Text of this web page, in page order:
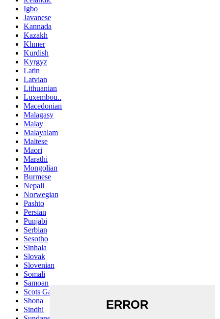
Igbo
Javanese
Kannada
Kazakh
Khmer
Kurdish
Kyrgyz
Latin
Latvian
Lithuanian
Luxembou..
Macedonian
Malagasy
Malay
Malayalam
Maltese
Maori
Marathi
Mongolian
Burmese
Nepali
Norwegian
Pashto
Persian
Punjabi
Serbian
Sesotho
Sinhala
Slovak
Slovenian
Somali
Samoan
Scots Gaelic
Shona
Sindhi